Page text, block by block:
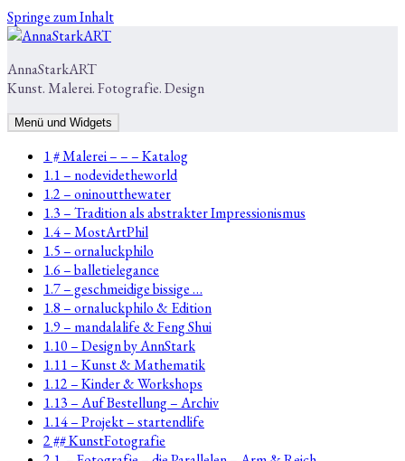
Springe zum Inhalt
AnnaStarkART
Kunst. Malerei. Fotografie. Design
Menü und Widgets
1 # Malerei – – – Katalog
1.1 – nodevidetheworld
1.2 – oninoutthewater
1.3 – Tradition als abstrakter Impressionismus
1.4 – MostArtPhil
1.5 – ornaluckphilo
1.6 – balletielegance
1.7 – geschmeidige bissige …
1.8 – ornaluckphilo & Edition
1.9 – mandalalife & Feng Shui
1.10 – Design by AnnStark
1.11 – Kunst & Mathematik
1.12 – Kinder & Workshops
1.13 – Auf Bestellung – Archiv
1.14 – Projekt – startendlife
2 ## KunstFotografie